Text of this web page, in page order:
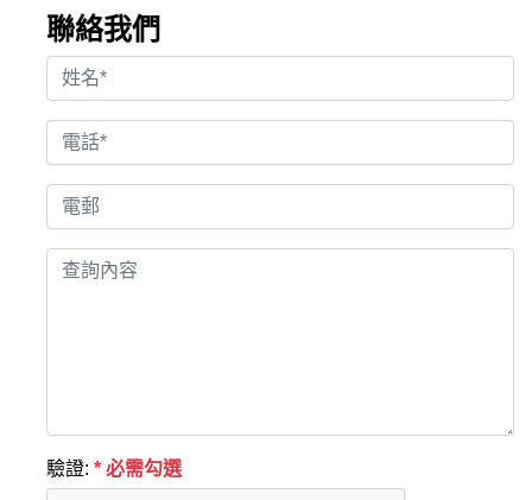
聯絡我們
驗證: * 必需勾選